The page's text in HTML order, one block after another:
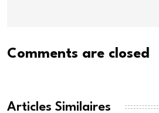
Comments are closed
Articles Similaires